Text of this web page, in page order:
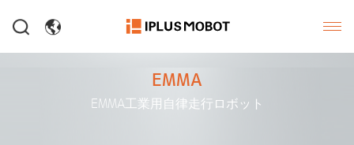
EMMA
EMMA工業用自律走行ロボット